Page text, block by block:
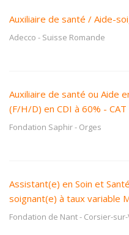
Auxiliaire de santé / Aide-
Adecco - Suisse Romande
Auxiliaire de santé ou Aide
(F/H/D) en CDI à 60% -
Fondation Saphir- Orges
Assistant(e) en Soin et
soignant(e) à taux variable
Fondation de Nant- Corsier-